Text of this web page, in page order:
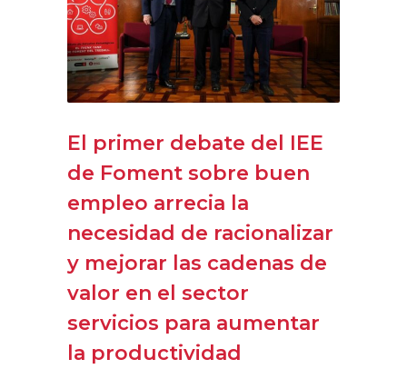
El primer debate del IEE
de Foment sobre buen
empleo arrecia la
necesidad de racionalizar
y mejorar las cadenas de
valor en el sector
servicios para aumentar
la productividad